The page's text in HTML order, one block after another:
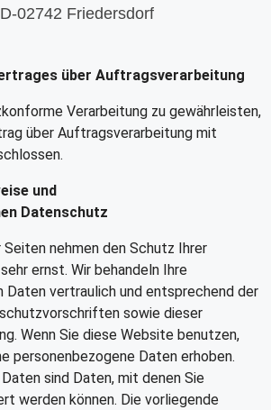
02742 Friedersdorf
über Auftragsverarbeitung
Verarbeitung zu gewährleisten,
über Auftragsverarbeitung mit
und
Datenschutz
nehmen den Schutz Ihrer
ernst. Wir behandeln Ihre
Daten vertraulich und entsprechend der
sowie dieser
Wenn Sie diese Website benutzen,
personenbezogene Daten erhoben.
sind Daten, mit denen Sie
werden können. Die vorliegende